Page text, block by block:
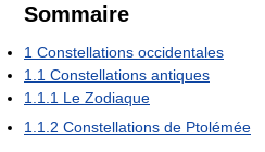
Sommaire
1 Constellations occidentales
1.1 Constellations antiques
1.1.1 Le Zodiaque
1.1.2 Constellations de Ptolémée